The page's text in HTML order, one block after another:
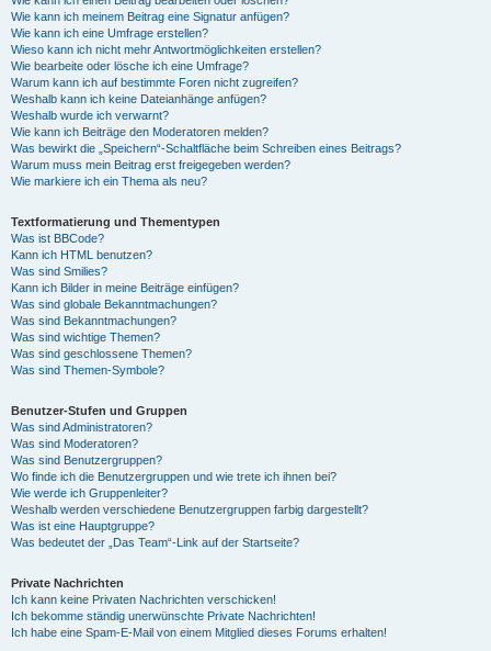
Wie kann ich meinem Beitrag eine Signatur anfügen?
Wie kann ich eine Umfrage erstellen?
Wieso kann ich nicht mehr Antwortmöglichkeiten erstellen?
Wie bearbeite oder lösche ich eine Umfrage?
Warum kann ich auf bestimmte Foren nicht zugreifen?
Weshalb kann ich keine Dateianhänge anfügen?
Weshalb wurde ich verwarnt?
Wie kann ich Beiträge den Moderatoren melden?
Was bewirkt die „Speichern“-Schaltfläche beim Schreiben eines Beitrags?
Warum muss mein Beitrag erst freigegeben werden?
Wie markiere ich ein Thema als neu?
Textformatierung und Thementypen
Was ist BBCode?
Kann ich HTML benutzen?
Was sind Smilies?
Kann ich Bilder in meine Beiträge einfügen?
Was sind globale Bekanntmachungen?
Was sind Bekanntmachungen?
Was sind wichtige Themen?
Was sind geschlossene Themen?
Was sind Themen-Symbole?
Benutzer-Stufen und Gruppen
Was sind Administratoren?
Was sind Moderatoren?
Was sind Benutzergruppen?
Wo finde ich die Benutzergruppen und wie trete ich ihnen bei?
Wie werde ich Gruppenleiter?
Weshalb werden verschiedene Benutzergruppen farbig dargestellt?
Was ist eine Hauptgruppe?
Was bedeutet der „Das Team“-Link auf der Startseite?
Private Nachrichten
Ich kann keine Privaten Nachrichten verschicken!
Ich bekomme ständig unerwünschte Private Nachrichten!
Ich habe eine Spam-E-Mail von einem Mitglied dieses Forums erhalten!